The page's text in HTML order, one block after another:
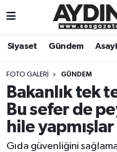
Siyaset Gündem
FOTO GALERI GÜNDEM
Bakanlık tek
Bu sefer de
hile yapmışlar
Gıda güvenliğini
Gündem
Siyaset
Ekonomi
Yaşam
Aydın Hava Durumu
Aydin Namaz Vakitleri
Aydın Trafik Yoğunluk
Süper Lig Puan